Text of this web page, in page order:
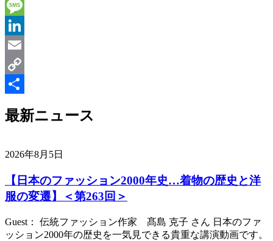
最新ニュース
2026年8月5日
【日本のファッション2000年史…着物の歴史と洋
服の変遷】＜第263回＞
Guest： 伝統ファッション作家 髙島 克子 さん 日本のファ
ッション2000年の歴史を一気見できる貴重な講演動画です。